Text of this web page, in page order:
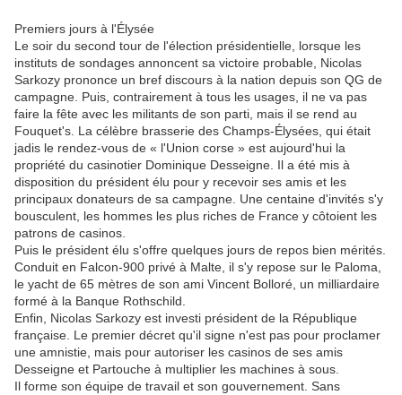
Premiers jours à l'Élysée
Le soir du second tour de l'élection présidentielle, lorsque les
instituts de sondages annoncent sa victoire probable, Nicolas
Sarkozy prononce un bref discours à la nation depuis son QG de
campagne. Puis, contrairement à tous les usages, il ne va pas
faire la fête avec les militants de son parti, mais il se rend au
Fouquet's. La célèbre brasserie des Champs-Élysées, qui était
jadis le rendez-vous de « l'Union corse » est aujourd'hui la
propriété du casinotier Dominique Desseigne. Il a été mis à
disposition du président élu pour y recevoir ses amis et les
principaux donateurs de sa campagne. Une centaine d'invités s'y
bousculent, les hommes les plus riches de France y côtoient les
patrons de casinos.
Puis le président élu s'offre quelques jours de repos bien mérités.
Conduit en Falcon-900 privé à Malte, il s'y repose sur le Paloma,
le yacht de 65 mètres de son ami Vincent Bolloré, un milliardaire
formé à la Banque Rothschild.
Enfin, Nicolas Sarkozy est investi président de la République
française. Le premier décret qu'il signe n'est pas pour proclamer
une amnistie, mais pour autoriser les casinos de ses amis
Desseigne et Partouche à multiplier les machines à sous.
Il forme son équipe de travail et son gouvernement. Sans